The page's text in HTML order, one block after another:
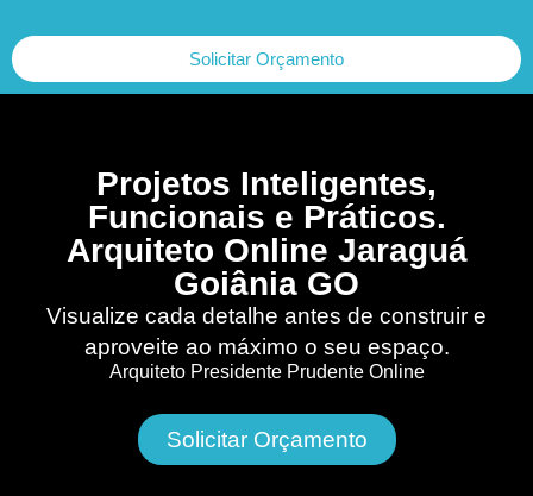
Solicitar Orçamento
Projetos Inteligentes,
Funcionais e Práticos.
Arquiteto Online Jaraguá
Goiânia GO
Visualize cada detalhe antes de construir e
aproveite ao máximo o seu espaço.
Arquiteto Presidente Prudente Online
Solicitar Orçamento